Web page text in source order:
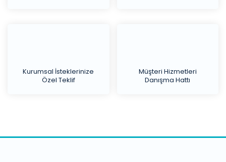
Kurumsal İsteklerinize
Özel Teklif
Müşteri Hizmetleri
Danışma Hattı